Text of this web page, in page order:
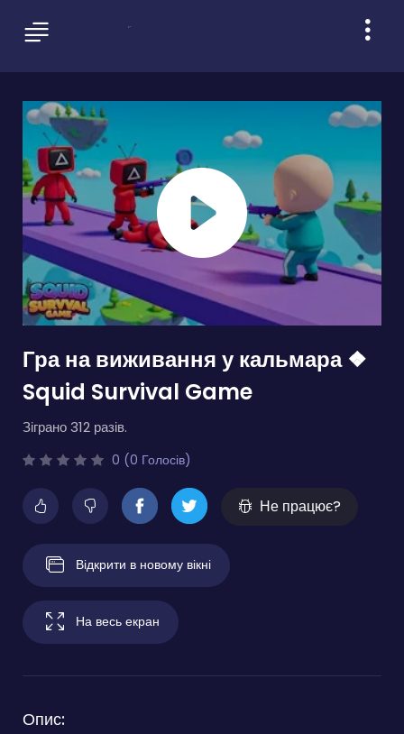
Гра на виживання у кальмара ❖
Squid Survival Game
Зіграно 312 разів.
0 (0 Голосів)
Не працює?
Відкрити в новому вікні
На весь екран
Опис: